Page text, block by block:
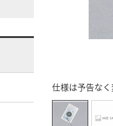
仕様は予告なく